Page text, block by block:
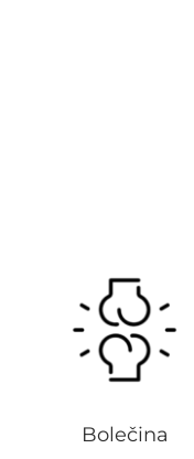
Bolečina